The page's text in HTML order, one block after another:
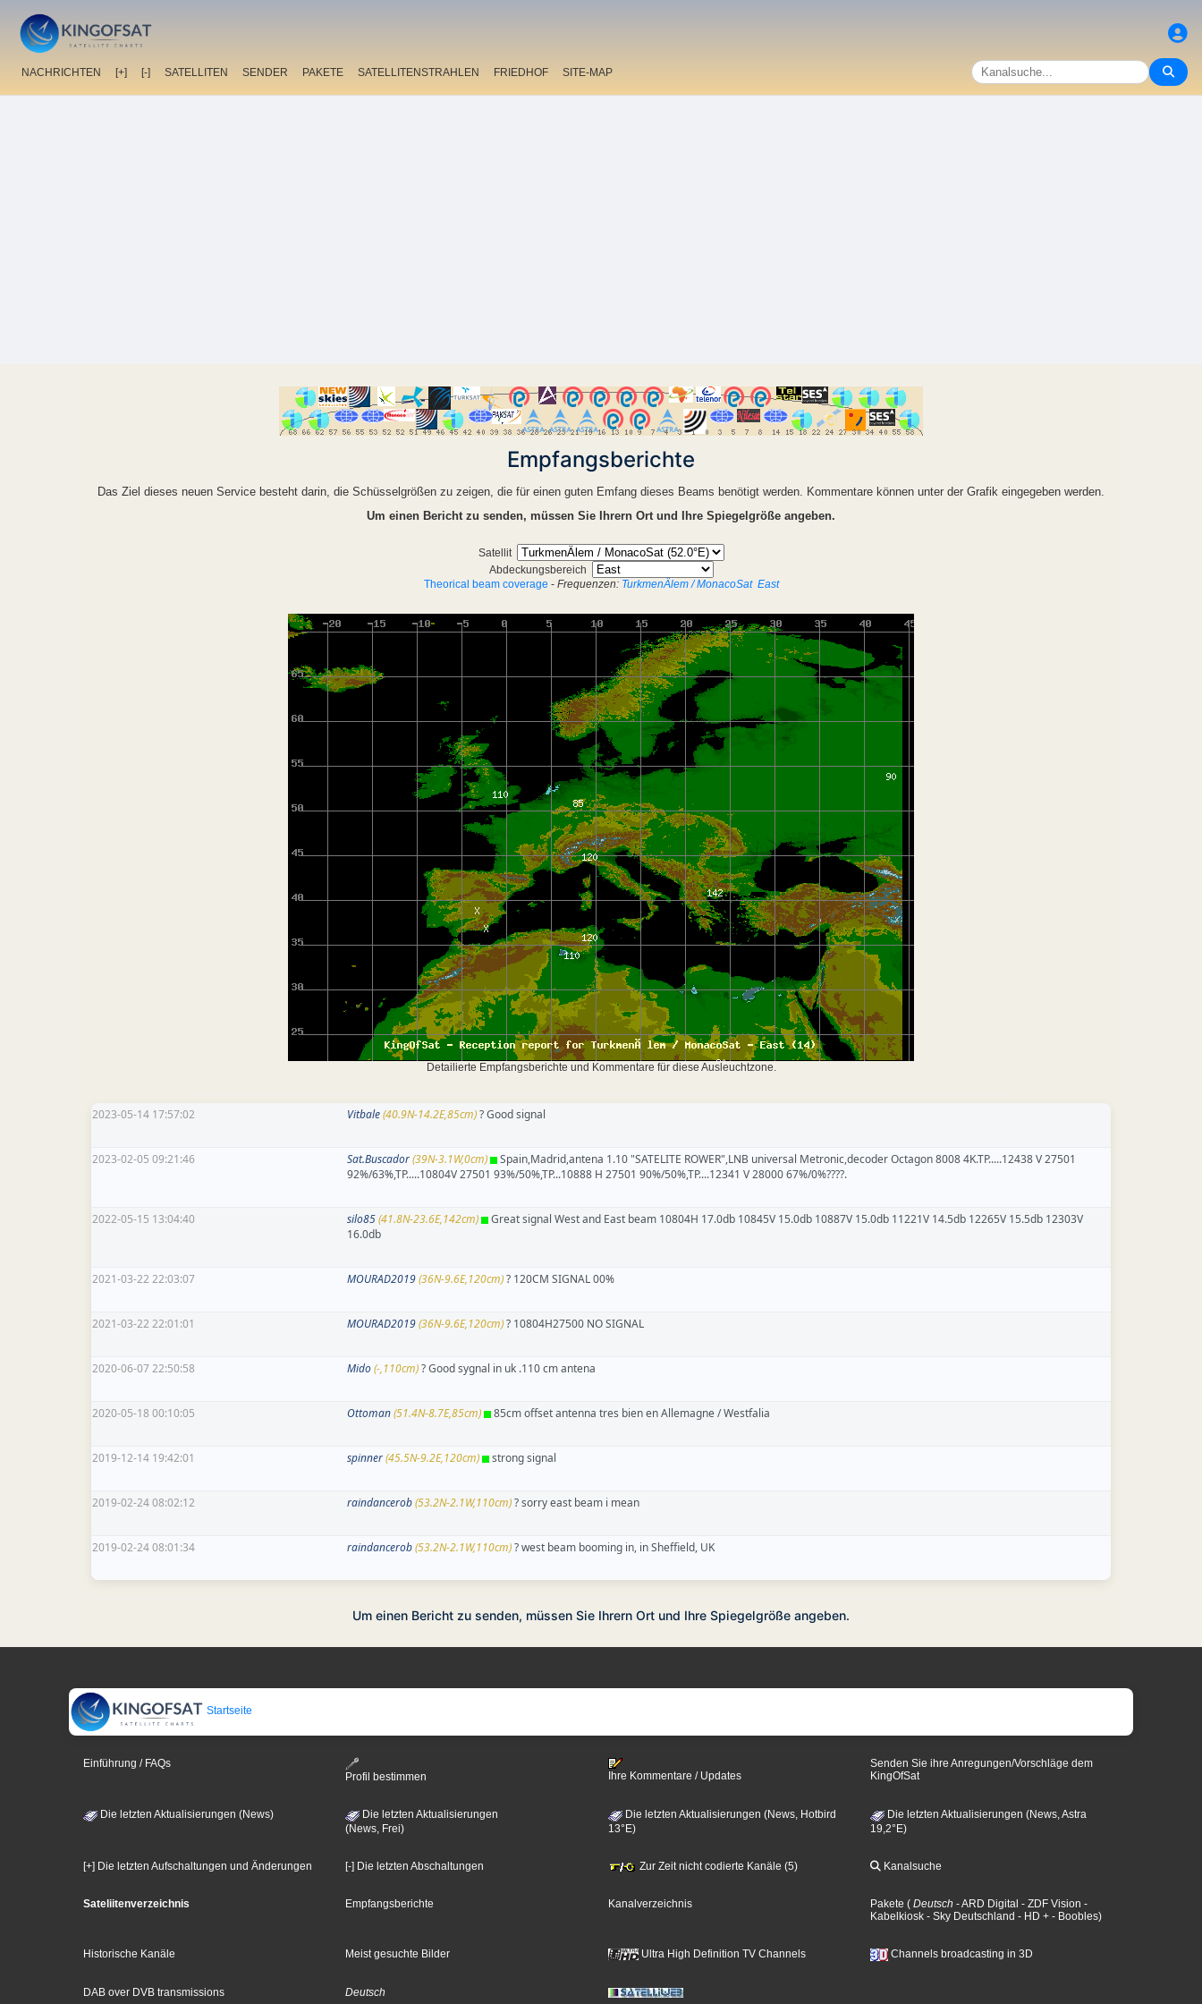
NACHRICHTEN [+] [-] SATELLITEN SENDER PAKETE SATELLITENSTRAHLEN FRIEDHOF SITE-MAP
Empfangsberichte
Das Ziel dieses neuen Service besteht darin, die Schüsselgrößen zu zeigen, die für einen guten Emfang dieses Beams benötigt werden. Kommentare können unter der Grafik eingegeben werden.
Um einen Bericht zu senden, müssen Sie Ihrern Ort und Ihre Spiegelgröße angeben.
Satellit
Abdeckungsbereich
Theorical beam coverage - Frequenzen: TurkmenÄlem / MonacoSat East
Detailierte Empfangsberichte und Kommentare für diese Ausleuchtzone.
2023-05-14 17:57:02 Vitbale(40.9N-14.2E,85cm)? Good signal
2023-02-05 09:21:46 Sat.Buscador(39N-3.1W,0cm)
Spain,Madrid,antena 1.10 "SATELITE ROWER",LNB universal Metronic,decoder Octagon 8008 4K.TP.....12438 V 27501
92%/63%,TP.....10804V 27501 93%/50%,TP...10888 H 27501 90%/50%,TP....12341 V 28000 67%/0%????.
2022-05-15 13:04:40 silo85(41.8N-23.6E,142cm)
Great signal West and East beam 10804H 17.0db 10845V 15.0db 10887V 15.0db 11221V 14.5db 12265V 15.5db 12303V
16.0db
2021-03-22 22:03:07 MOURAD2019(36N-9.6E,120cm)? 120CM SIGNAL 00%
2021-03-22 22:01:01 MOURAD2019(36N-9.6E,120cm)? 10804H27500 NO SIGNAL
2020-06-07 22:50:58 Mido(-,110cm)? Good sygnal in uk .110 cm antena
2020-05-18 00:10:05 Ottoman(51.4N-8.7E,85cm) 85cm offset antenna tres bien en Allemagne / Westfalia
2019-12-14 19:42:01 spinner(45.5N-9.2E,120cm) strong signal
2019-02-24 08:02:12 raindancerob(53.2N-2.1W,110cm)? sorry east beam i mean
2019-02-24 08:01:34 raindancerob(53.2N-2.1W,110cm)? west beam booming in, in Sheffield, UK
Um einen Bericht zu senden, müssen Sie Ihrern Ort und Ihre Spiegelgröße angeben.
Startseite
Einführung / FAQs
Profil bestimmen
Ihre Kommentare / Updates
Senden Sie ihre Anregungen/Vorschläge dem
KingOfSat
Die letzten Aktualisierungen (News)
Die letzten Aktualisierungen
(News, Frei)
Die letzten Aktualisierungen (News, Hotbird
13°E)
Die letzten Aktualisierungen (News, Astra
19,2°E)
[+] Die letzten Aufschaltungen und Änderungen [-] Die letzten Abschaltungen Zur Zeit nicht codierte Kanäle (5) Kanalsuche
Sateliitenverzeichnis Empfangsberichte Kanalverzeichnis Pakete ( Deutsch - ARD Digital - ZDF Vision -
Kabelkiosk - Sky Deutschland - HD + - Boobles)
Historische Kanäle Meist gesuchte Bilder Ultra High Definition TV Channels Channels broadcasting in 3D
DAB over DVB transmissions Deutsch